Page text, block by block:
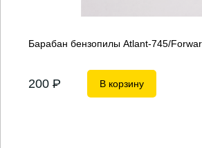
Барабан бензопилы Atlant-745/
200 P В корзину